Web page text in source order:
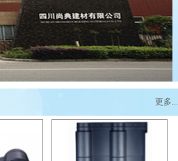
统设计施工、四位一体的创新型实体企业。公
事屋面瓦产品研发、生产已有二十多年历
型屋面瓦产业的发展做出了贡献。 公司根据
材料新技术先后开发生产出多款中式、欧式
更多...